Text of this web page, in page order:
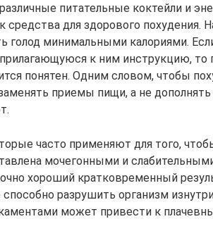
питательные коктейли и
средства для здорового похудения.
голод минимальными калориями.
к ним инструкцию, то
понятен. Одним словом, чтобы
приемы пищи, а не дополнять
часто применяют для того,
мочегонными и
хороший кратковременный
разрушить организм
может привести к